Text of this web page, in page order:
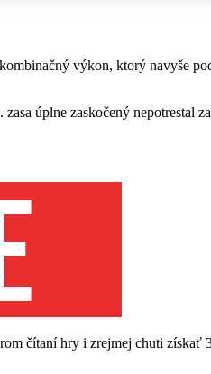
výkon, ktorý navyše
úplne zaskočený nepotrestal
čítaní hry i zrejmej chuti získať